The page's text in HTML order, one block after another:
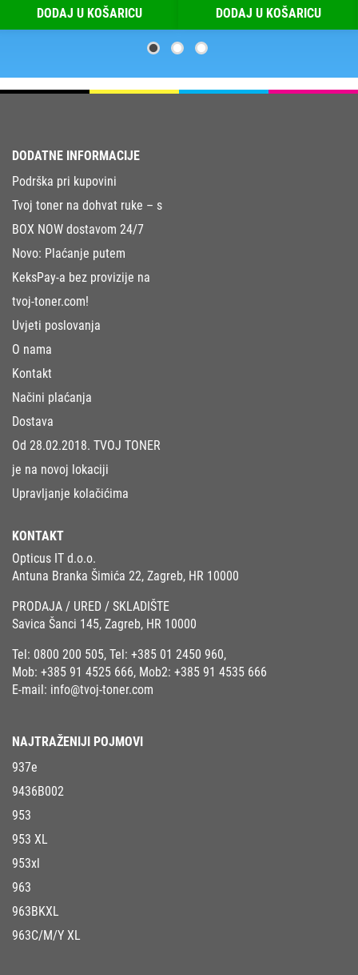
DODAJ U KOŠARICU DODAJ U KOŠARICU
DODATNE INFORMACIJE
Podrška pri kupovini
Tvoj toner na dohvat ruke – s
BOX NOW dostavom 24/7
Novo: Plaćanje putem
KeksPay-a bez provizije na
tvoj-toner.com!
Uvjeti poslovanja
O nama
Kontakt
Načini plaćanja
Dostava
Od 28.02.2018. TVOJ TONER
je na novoj lokaciji
Upravljanje kolačićima
KONTAKT
Opticus IT d.o.o.
Antuna Branka Šimića 22, Zagreb, HR 10000
PRODAJA / URED / SKLADIŠTE
Savica Šanci 145, Zagreb, HR 10000
Tel: 0800 200 505, Tel: +385 01 2450 960,
Mob: +385 91 4525 666, Mob2: +385 91 4535 666
E-mail: info@tvoj-toner.com
NAJTRAŽENIJI POJMOVI
937e
9436B002
953
953 XL
953xl
963
963BKXL
963C/M/Y XL